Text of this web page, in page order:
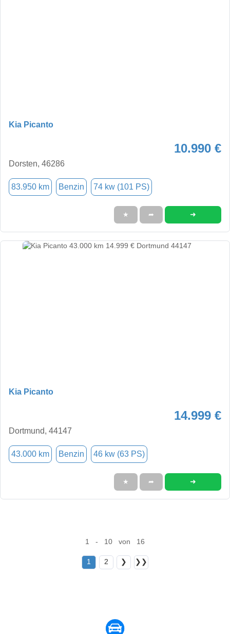
Kia Picanto
10.990 €
Dorsten, 46286
83.950 km Benzin 74 kw (101 PS)
★ ➦ ➜
Kia Picanto
14.999 €
Dortmund, 44147
43.000 km Benzin 46 kw (63 PS)
★ ➦ ➜
1 - 10 von 16
1 2 ❯ ❯❯